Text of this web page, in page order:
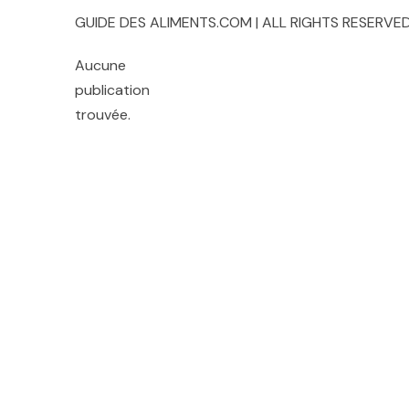
GUIDE DES ALIMENTS.COM | ALL RIGHTS
Aucune
publication
trouvée.